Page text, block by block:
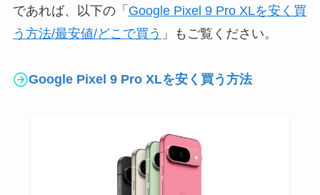
であれば、以下の「 Google Pixel 9 Pro XLを安く買
う方法/最安値/どこで買う 」もご覧ください。
Google Pixel 9 Pro XLを安く買う方法